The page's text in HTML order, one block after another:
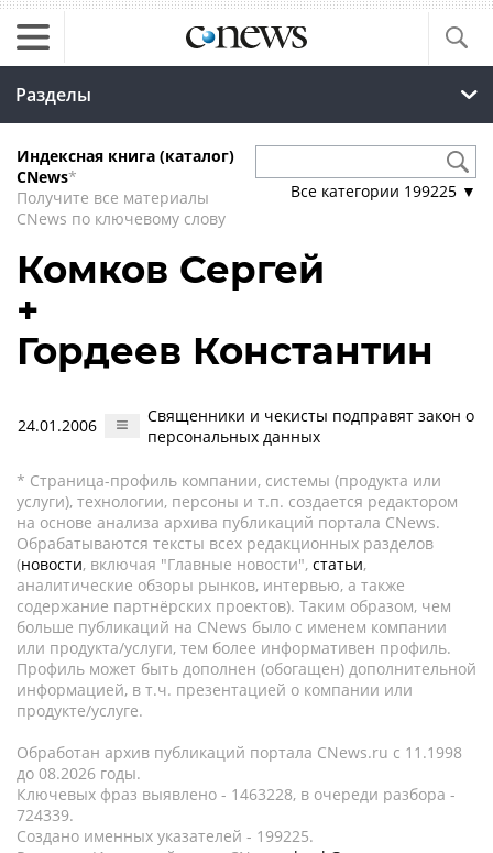
Разделы
Индексная книга (каталог)
CNews*
Получите все материалы
CNews по ключевому слову
Все категории 199225 ▼
Комков Сергей
+
Гордеев Константин
24.01.2006
Священники и чекисты подправят закон о
персональных данных
* Страница-профиль компании, системы (продукта или
услуги), технологии, персоны и т.п. создается редактором
на основе анализа архива публикаций портала CNews.
Обрабатываются тексты всех редакционных разделов
(новости, включая "Главные новости", статьи,
аналитические обзоры рынков, интервью, а также
содержание партнёрских проектов). Таким образом, чем
больше публикаций на CNews было с именем компании
или продукта/услуги, тем более информативен профиль.
Профиль может быть дополнен (обогащен) дополнительной
информацией, в т.ч. презентацией о компании или
продукте/услуге.
Обработан архив публикаций портала CNews.ru c 11.1998
до 08.2026 годы.
Ключевых фраз выявлено - 1463228, в очереди разбора -
724339.
Создано именных указателей - 199225.